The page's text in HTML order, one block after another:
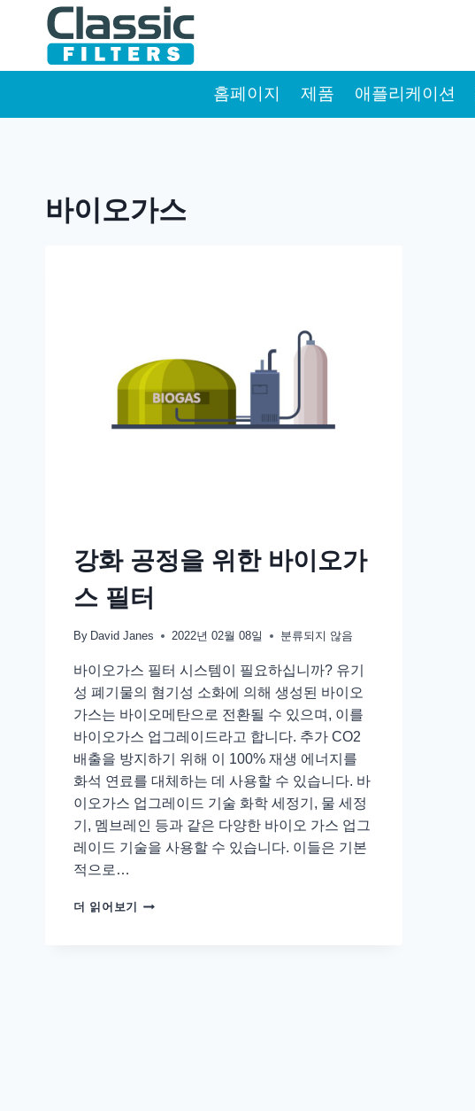
홈페이지 제품 애플리케이션
바이오가스
강화 공정을 위한 바이오가
스 필터
By David Janes 2022년 02월 08일 분류되지 않음
바이오가스 필터 시스템이 필요하십니까? 유기
성 폐기물의 혐기성 소화에 의해 생성된 바이오
가스는 바이오메탄으로 전환될 수 있으며, 이를
바이오가스 업그레이드라고 합니다. 추가 CO2
배출을 방지하기 위해 이 100% 재생 에너지를
화석 연료를 대체하는 데 사용할 수 있습니다. 바
이오가스 업그레이드 기술 화학 세정기, 물 세정
기, 멤브레인 등과 같은 다양한 바이오 가스 업그
레이드 기술을 사용할 수 있습니다. 이들은 기본
적으로…
더 읽어보기
강